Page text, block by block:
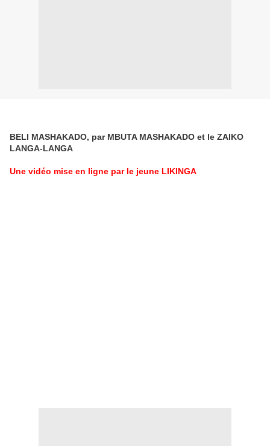
BELI MASHAKADO, par MBUTA MASHAKADO et le ZAIKO
LANGA-LANGA
Une vidéo mise en ligne par le jeune LIKINGA